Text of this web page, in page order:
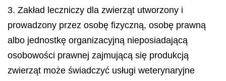
3. Zakład leczniczy dla zwierząt utworzony i
prowadzony przez osobę fizyczną, osobę prawną
albo jednostkę organizacyjną nieposiadającą
osobowości prawnej zajmującą się produkcją
zwierząt może świadczyć usługi weterynaryjne